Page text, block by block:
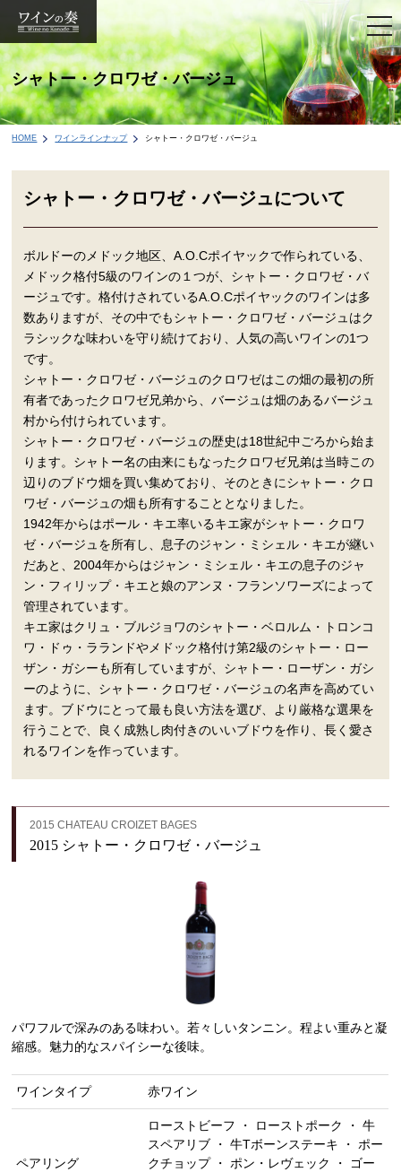
シャトー・クロワゼ・バージュ
HOME ワインラインナップ シャトー・クロワゼ・バージュ
シャトー・クロワゼ・バージュについて
ボルドーのメドック地区、A.O.Cポイヤックで作られている、
メドック格付5級のワインの１つが、シャトー・クロワゼ・バ
ージュです。格付けされているA.O.Cポイヤックのワインは多
数ありますが、その中でもシャトー・クロワゼ・バージュはク
ラシックな味わいを守り続けており、人気の高いワインの1つ
です。
シャトー・クロワゼ・バージュのクロワゼはこの畑の最初の所
有者であったクロワゼ兄弟から、バージュは畑のあるバージュ
村から付けられています。
シャトー・クロワゼ・バージュの歴史は18世紀中ごろから始ま
ります。シャトー名の由来にもなったクロワゼ兄弟は当時この
辺りのブドウ畑を買い集めており、そのときにシャトー・クロ
ワゼ・バージュの畑も所有することとなりました。
1942年からはポール・キエ率いるキエ家がシャトー・クロワ
ゼ・バージュを所有し、息子のジャン・ミシェル・キエが継い
だあと、2004年からはジャン・ミシェル・キエの息子のジャ
ン・フィリップ・キエと娘のアンヌ・フランソワーズによって
管理されています。
キエ家はクリュ・ブルジョワのシャトー・ベロルム・トロンコ
ワ・ドゥ・ラランドやメドック格付け第2級のシャトー・ロー
ザン・ガシーも所有していますが、シャトー・ローザン・ガシ
ーのように、シャトー・クロワゼ・バージュの名声を高めてい
ます。ブドウにとって最も良い方法を選び、より厳格な選果を
行うことで、良く成熟し肉付きのいいブドウを作り、長く愛さ
れるワインを作っています。
2015 CHATEAU CROIZET BAGES
2015 シャトー・クロワゼ・バージュ
パワフルで深みのある味わい。若々しいタンニン。程よい重みと凝
縮感。魅力的なスパイシーな後味。
ワインタイプ 赤ワイン
ペアリング
ローストビーフ ・ ローストポーク ・ 牛
スペアリブ ・ 牛Tボーンステーキ ・ ポー
クチョップ ・ ポン・レヴェック ・ ゴー